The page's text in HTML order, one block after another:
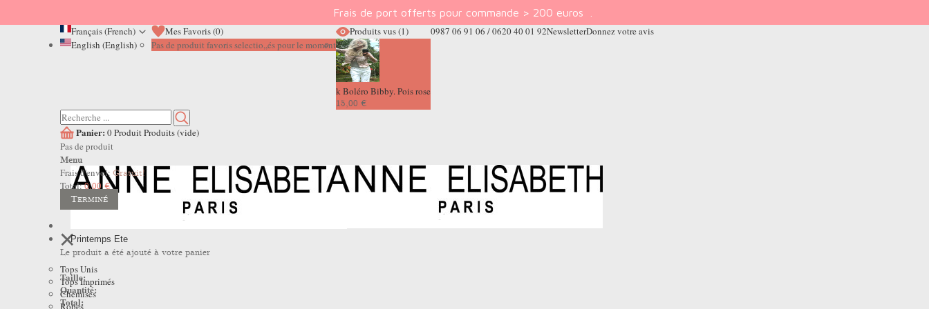
Frais de port offerts pour commande > 200 euros
Français (French)
English (English)
Mes Favoris (0)
Pas de produit favoris selectio,,és pour le moment
Produits vus(1)
k Boléro Bibby. Pois rose
15,00 €
0987 06 91 06 / 0620 40 01 92NewsletterDonnez votre avis
Panier: 0ProduitProduits(vide)
Pas de produit
Frais d'envoi: Gratuit!
Total:0,00 €
Terminé
Le produit a été ajouté à votre panier
Taille:
Quantité:
Total:
Menu
Printemps Ete
Tops Unis
Tops Imprimés
Chemises
Robes